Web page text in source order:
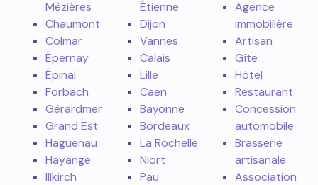
Mézières
Chaumont
Colmar
Épernay
Épinal
Forbach
Gérardmer
Grand Est
Haguenau
Hayange
Illkirch
Étienne
Dijon
Vannes
Calais
Lille
Caen
Bayonne
Bordeaux
La Rochelle
Niort
Pau
Agence
immobilière
Artisan
Gîte
Hôtel
Restaurant
Concession
automobile
Brasserie
artisanale
Association